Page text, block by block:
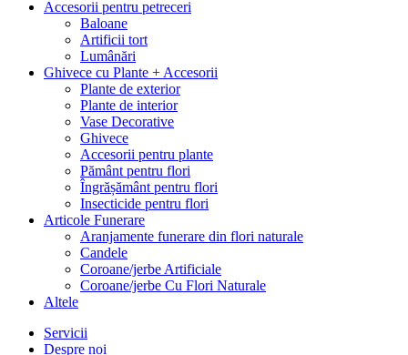
Accesorii pentru petreceri
Baloane
Artificii tort
Lumânări
Ghivece cu Plante + Accesorii
Plante de exterior
Plante de interior
Vase Decorative
Ghivece
Accesorii pentru plante
Pământ pentru flori
Îngrășământ pentru flori
Insecticide pentru flori
Articole Funerare
Aranjamente funerare din flori naturale
Candele
Coroane/jerbe Artificiale
Coroane/jerbe Cu Flori Naturale
Altele
Servicii
Despre noi